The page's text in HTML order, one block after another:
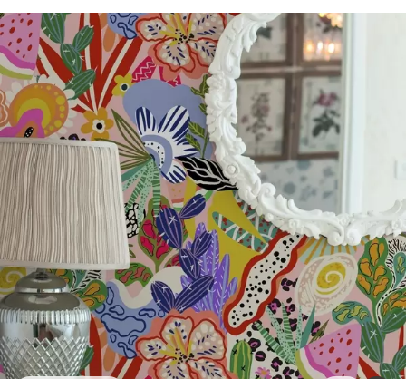
45.0027.00€/m²
Premium
56.6734.00 €/m²
Vinile Premium
65.00 .00 € /m²